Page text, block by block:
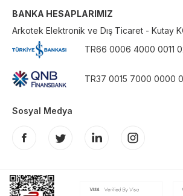
BANKA HESAPLARIMIZ
Arkotek Elektronik ve Dış Ticaret - Kutay
TR66 0006 4000 0011
TR37 0015 7000 0000
Sosyal Medya